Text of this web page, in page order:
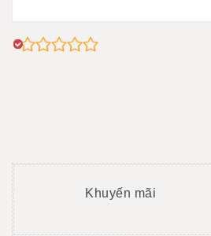
Khuyến mãi